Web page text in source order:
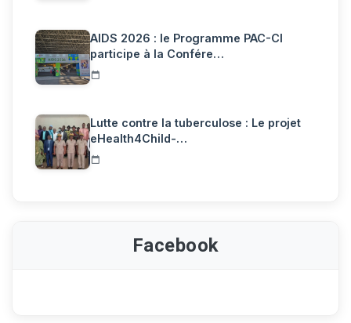
AIDS 2026 : le Programme PAC-CI
participe à la Confére…
Lutte contre la tuberculose : Le projet
eHealth4Child-…
Facebook